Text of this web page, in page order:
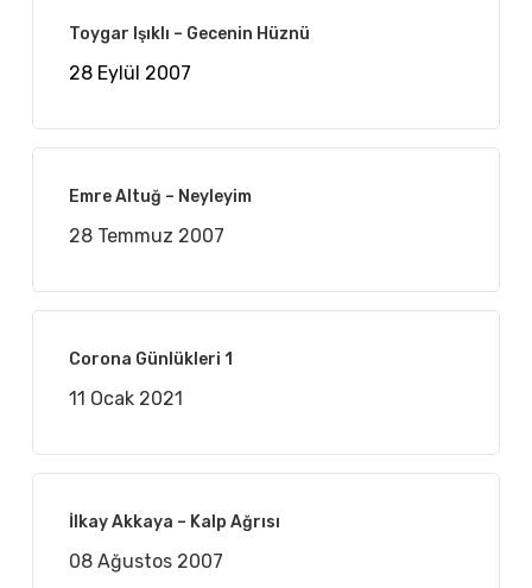
Toygar Işıklı – Gecenin Hüznü
28 Eylül 2007
Emre Altuğ – Neyleyim
28 Temmuz 2007
Corona Günlükleri 1
11 Ocak 2021
İlkay Akkaya – Kalp Ağrısı
08 Ağustos 2007